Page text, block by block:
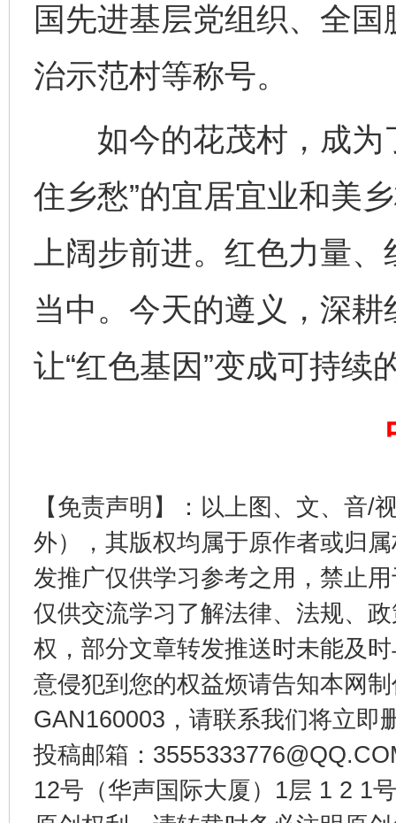
国先进基层党组织、全
治示范村等称号。
如今的花茂村，成为
住乡愁”的宜居宜业和美
上阔步前进。红色力量
当中。今天的遵义，深
让“红色基因”变成可持续
【免责声明】：以上图、文、音/
外），其版权均属于原作者或归
发推广仅供学习参考之用，禁止
仅供交流学习了解法律、法规、
权，部分文章转发推送时未能及
意侵犯到您的权益烦请告知本网
GAN160003，请联系我们将立即
投稿邮箱：
12号（华声国际大厦）1层 1 2 1
完善运行机制助力责任有效落实
一批国家标准开始实施 从